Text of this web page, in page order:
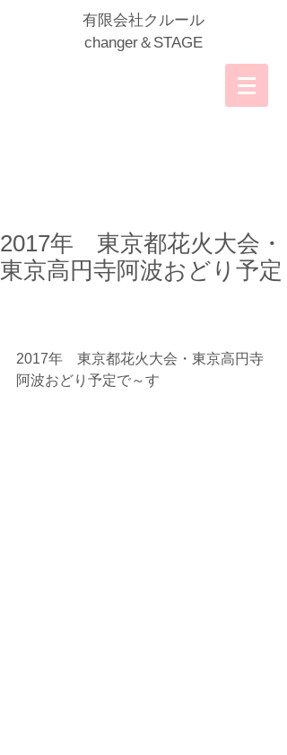
​有限会社クルール
​changer＆STAGE
2017年 東京都花火大会・
東京高円寺阿波おどり予定
2017年　東京都花火大会・東京高円寺
阿波おどり予定で～す